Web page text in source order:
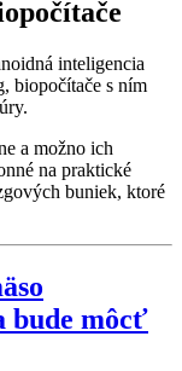
inteligencia
biopočítače s ním
a možno ich
na praktické
buniek, ktoré
bude môcť